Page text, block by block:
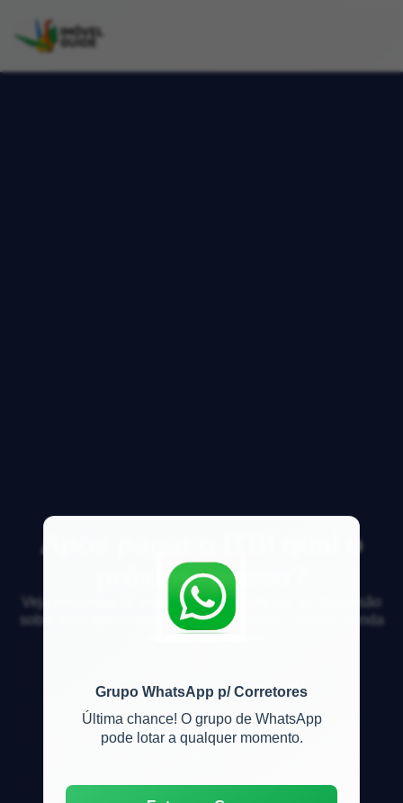
Grupo WhatsApp p/ Corretores
Última chance! O grupo de WhatsApp
pode lotar a qualquer momento.
Após pagar o ITBI qual o
próximo passo?
Veja respostas de especialistas e participe da discussão
sobre mercado imobiliário, financiamento, compra, venda
e locação de imóveis